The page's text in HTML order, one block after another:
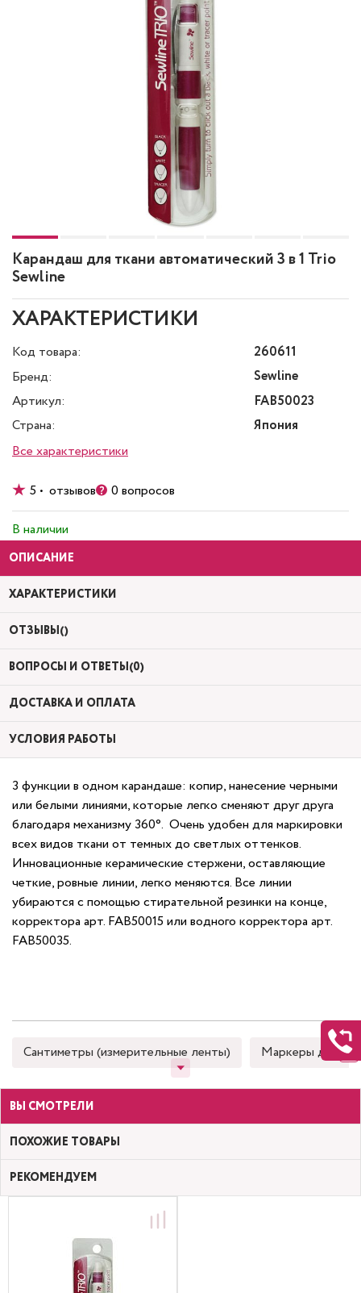
Карандаш для ткани автоматический 3 в 1 Trio
Sewline
ХАРАКТЕРИСТИКИ
Код товара:
260611
Бренд:
Sewline
Артикул:
FAB50023
Страна:
Япония
Все характеристики
5 • отзывов 0 вопросов
В наличии
ОПИСАНИЕ
ХАРАКТЕРИСТИКИ
ОТЗЫВЫ()
ВОПРОСЫ И ОТВЕТЫ(0)
ДОСТАВКА И ОПЛАТА
УСЛОВИЯ РАБОТЫ
3 функции в одном карандаше: копир, нанесение черными
или белыми линиями, которые легко сменяют друг друга
благодаря механизму 360°. Очень удобен для маркировки
всех видов ткани от темных до светлых оттенков.
Инновационные керамические стержени, оставляющие
четкие, ровные линии, легко меняются. Все линии
убираются с помощью стирательной резинки на конце,
корректора арт. FAB50015 или водного корректора арт.
FAB50035.
Сантиметры (измерительные ленты) Маркеры для
ВЫ СМОТРЕЛИ
ПОХОЖИЕ ТОВАРЫ
РЕКОМЕНДУЕМ